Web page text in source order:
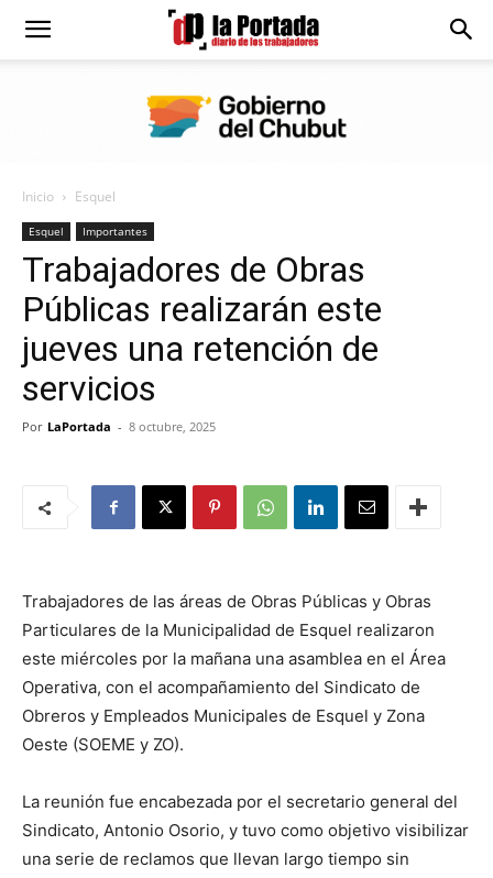
Diario
Portada
Inicio Esquel
Esquel Importantes
Trabajadores de Obras
Públicas realizarán este
jueves una retención de
servicios
Por LaPortada - 8 octubre, 2025
Trabajadores de las áreas de Obras Públicas y Obras
Particulares de la Municipalidad de Esquel realizaron
este miércoles por la mañana una asamblea en el Área
Operativa, con el acompañamiento del Sindicato de
Obreros y Empleados Municipales de Esquel y Zona
Oeste (SOEME y ZO).
La reunión fue encabezada por el secretario general del
Sindicato, Antonio Osorio, y tuvo como objetivo visibilizar
una serie de reclamos que llevan largo tiempo sin